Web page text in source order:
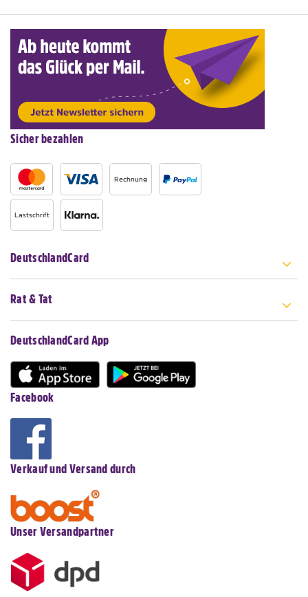
Sicher bezahlen
Rechnung
Lastschrift
DeutschlandCard
Rat & Tat
DeutschlandCard App
Facebook
Verkauf und Versand durch
Unser Versandpartner